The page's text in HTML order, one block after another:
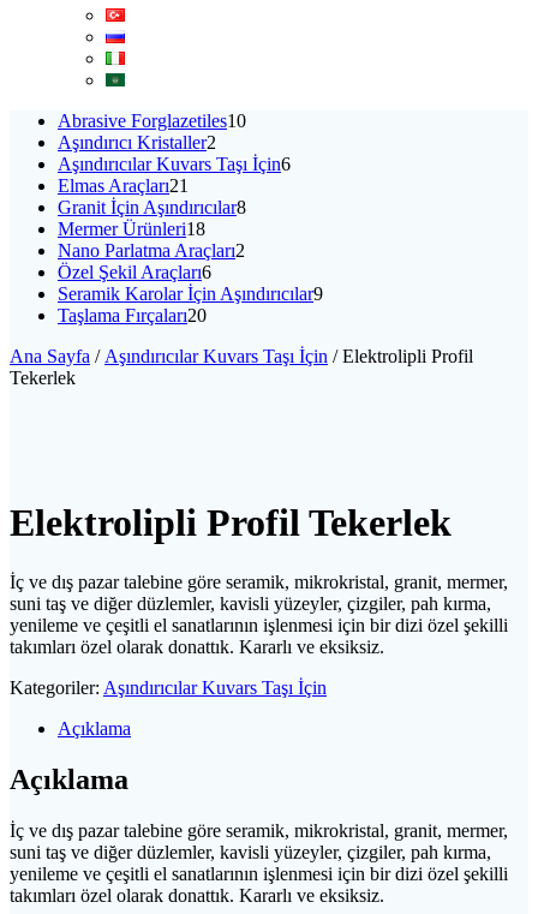
Abrasive Forglazetiles1010
Aşındırıcı Kristaller2
ürün
Aşındırıcılar Kuvars Taşı İçin66
Elmas Araçları21
ürün
Granit İçin Aşındırıcılar88
Mermer Ürünleri1818
ürün
Nano Parlatma Araçları2
Özel Şekil Araçları66
ürün
Seramik Karolar İçin Aşındırıcılar99
Taşlama Fırçaları2020
Ana Sayfa / Aşındırıcılar Kuvars Taşı İçin / Elektrolipli Profil
Tekerlek
Elektrolipli Profil Tekerlek
İç ve dış pazar talebine göre seramik, mikrokristal, granit, mermer,
suni taş ve diğer düzlemler, kavisli yüzeyler, çizgiler, pah kırma,
yenileme ve çeşitli el sanatlarının işlenmesi için bir dizi özel şekilli
takımları özel olarak donattık. Kararlı ve eksiksiz.
Kategoriler: Aşındırıcılar Kuvars Taşı İçin
Açıklama
Açıklama
İç ve dış pazar talebine göre seramik, mikrokristal, granit, mermer,
suni taş ve diğer düzlemler, kavisli yüzeyler, çizgiler, pah kırma,
yenileme ve çeşitli el sanatlarının işlenmesi için bir dizi özel şekilli
takımları özel olarak donattık. Kararlı ve eksiksiz.